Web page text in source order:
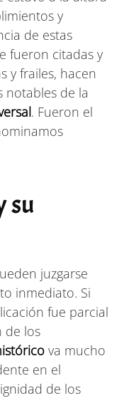
y
de estas
fueron citadas y
y frailes, hacen
notables de la
. Fueron el
su
juzgarse
inmediato. Si
fue parcial
de los
va mucho
en el
de los